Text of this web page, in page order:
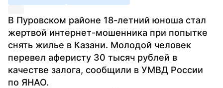
В Пуровском районе 18-летний юноша стал
жертвой интернет-мошенника при попытке
снять жилье в Казани. Молодой человек
перевел аферисту 30 тысяч рублей в
качестве залога, сообщили в УМВД России
по ЯНАО.